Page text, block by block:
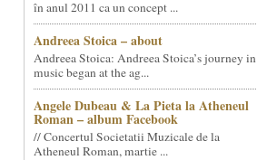
în anul 2011 ca un concept ...
Andreea Stoica – about
Andreea Stoica: Andreea Stoica’s journey in
music began at the ag...
Angele Dubeau & La Pieta la Atheneul
Roman – album Facebook
// Concertul Societatii Muzicale de la
Atheneul Roman, martie ...